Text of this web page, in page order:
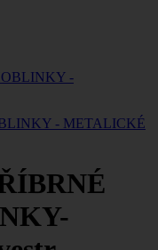
- METALICKÉ